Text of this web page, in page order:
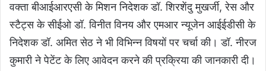
वक्ता बीआईआरएसी के मिशन निदेशक डॉ. शिरशेंदु मुखर्जी, रेस और
स्टैट्स के सीईओ डॉ. विनीत विनय और एमआर न्यूजेन आईईडीसी के
निदेशक डॉ. अमित सेठ ने भी विभिन्न विषयों पर चर्चा की। डॉ. नीरज
कुमारी ने पेटेंट के लिए आवेदन करने की प्रक्रिया की जानकारी दी।